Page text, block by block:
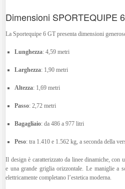
Dimensioni SPORTEQUIPE
La Sportequipe 6 GT presenta dimensioni
Lunghezza:4,59 metri
Larghezza: 1,90 metri
Altezza: 1,69 metri
Passo:2,72 metri
Bagagliaio:da 486 a 977 litri
Peso:tra 1.410 e 1.562 kg, a seconda della
Il design è caratterizzato da linee dinamiche,
e una grande griglia orizzontale. Le maniglie a
elettricamente completano l’estetica moderna.